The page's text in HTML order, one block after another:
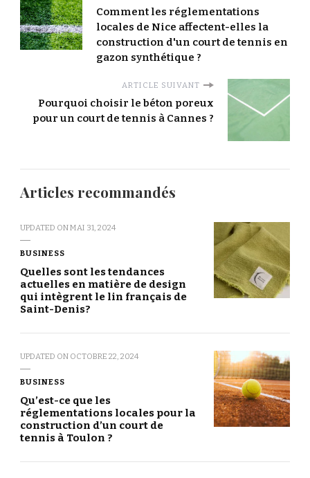
Comment les réglementations
locales de Nice affectent-elles la
construction d'un court de tennis en
gazon synthétique ?
ARTICLE SUIVANT
Pourquoi choisir le béton poreux
pour un court de tennis à Cannes ?
Articles recommandés
UPDATED ONMAI 31, 2024
BUSINESS
Quelles sont les tendances
actuelles en matière de design
qui intègrent le lin français de
Saint-Denis?
UPDATED ON OCTOBRE 22, 2024
BUSINESS
Qu’est-ce que les
réglementations locales pour la
construction d’un court de
tennis à Toulon ?